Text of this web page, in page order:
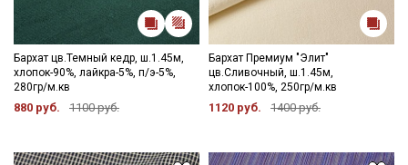
Бархат цв.Темный кедр, ш.1.45м,
хлопок-90%, лайкра-5%, п/э-5%,
280гр/м.кв
880 руб. 1100 руб.
Бархат Премиум "Элит"
цв.Сливочный, ш.1.45м,
хлопок-100%, 250гр/м.кв
1120 руб. 1400 руб.
Мы публикуем здесь дополнительные